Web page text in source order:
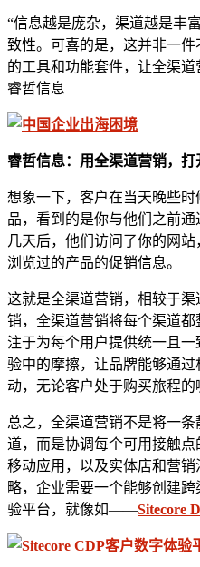
“信息越是庞杂，渠道越是丰
致性。可喜的是，这并非一件
的工具和功能套件，让全渠
睿哲信息
睿哲信息：用全渠道营销，打
想象一下，客户在当天晚些
品，看到的是你与他们之前通
几天后，他们访问了你的网
浏览过的产品的促销信息。
这就是全渠道营销，相较于
销，全渠道营销将每个渠道
注于为每个用户提供统一且
验中的摩擦，让品牌能够通
动，无论客户处于购买旅程的
总之，全渠道营销不是将一
道，而是协调每个可用接触
移动应用，以及实体店和营
略，企业需要一个能够创建
验平台，就像如——Sitecore